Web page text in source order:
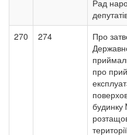
Рад
270
274
Про
про